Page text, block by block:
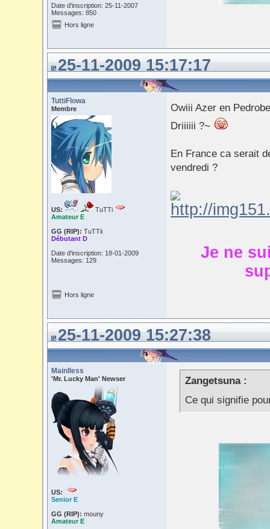
Date d'inscription: 25-11-2007
Messages: 850
Hors ligne
25-11-2009 15:17:17
TuttiFlowa
Membre
US:
TuTTi
Amateur E
GG (RIP): TuTTii
Débutant D
Date d'inscription: 18-01-2009
Messages: 129
Owiii Azer en
Driiiiii ?~
En France ca serait
vendredi ?
Je ne
Hors ligne
25-11-2009 15:27:38
Mainlless
'Mr. Lucky Man' Newser
US:
Senior E
GG (RIP): mouny
Amateur E
Zangetsuna :
Ce qui signifie